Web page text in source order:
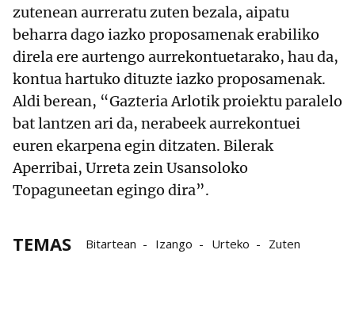
zutenean aurreratu zuten bezala, aipatu
beharra dago iazko proposamenak erabiliko
direla ere aurtengo aurrekontuetarako, hau da,
kontua hartuko dituzte iazko proposamenak.
Aldi berean, “Gazteria Arlotik proiektu paralelo
bat lantzen ari da, nerabeek aurrekontuei
euren ekarpena egin ditzaten. Bilerak
Aperribai, Urreta zein Usansoloko
Topaguneetan egingo dira”.
TEMAS Bitartean Izango Urteko Zuten